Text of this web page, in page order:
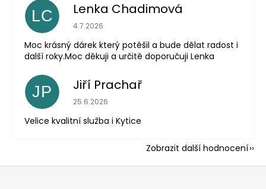
LC Lenka Chadimová
Hodnocení obchodu je 5 z 5 hvězdiček.
4.7.2026
Moc krásný dárek který potěšil a bude dělat radost i
další roky.Moc děkuji a určitě doporučuji Lenka
JP Jiří Prachař
Hodnocení obchodu je 5 z 5 hvězdiček.
25.6.2026
Velice kvalitní služba i Kytice
Zobrazit další hodnocení
Z